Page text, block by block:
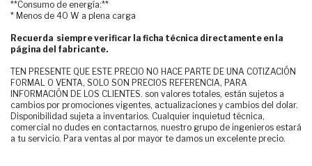
**Consumo de energía:**
* Menos de 40 W a plena carga
Recuerda siempre verificar la ficha técnica directamente en la
página del fabricante.
TEN PRESENTE QUE ESTE PRECIO NO HACE PARTE DE UNA COTIZACIÓN
FORMAL O VENTA, SOLO SON PRECIOS REFERENCIA, PARA
INFORMACIÓN DE LOS CLIENTES. son valores totales, están sujetos a
cambios por promociones vigentes, actualizaciones y cambios del dolar.
Disponibilidad sujeta a inventarios. Cualquier inquietud técnica,
comercial no dudes en contactarnos, nuestro grupo de ingenieros estará
a tu servicio. Para ventas al por mayor te damos un excelente precio.